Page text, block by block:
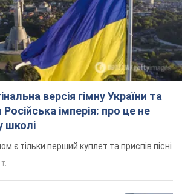
дітей секс-
який вигляд вони
артист не забував про
т.
чи дійсні
чи приймають
такі купюри
та обмінні пункти не
т.